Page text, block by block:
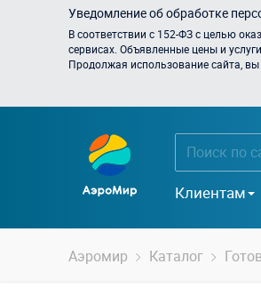
Уведомление об обработке
В соответствии с 152-ФЗ с целью
сервисах. Объявленные цены и
Продолжая использование сайта, вы
Клиентам
Аэромир Каталог